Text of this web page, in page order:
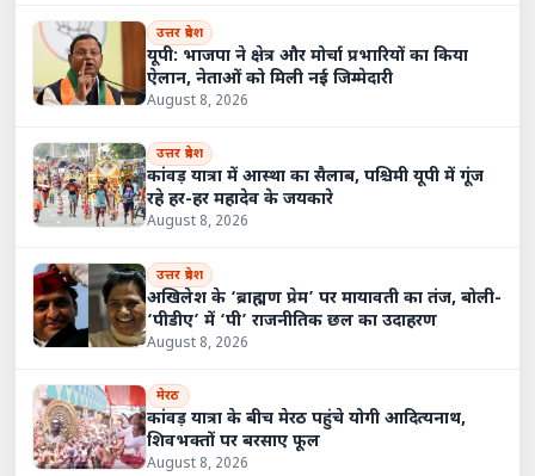
उत्तर प्रदेश
यूपी: भाजपा ने क्षेत्र और मोर्चा प्रभारियों का किया
ऐलान, नेताओं को मिली नई जिम्मेदारी
August 8, 2026
उत्तर प्रदेश
कांवड़ यात्रा में आस्था का सैलाब, पश्चिमी यूपी में गूंज
रहे हर-हर महादेव के जयकारे
August 8, 2026
उत्तर प्रदेश
अखिलेश के ‘ब्राह्मण प्रेम’ पर मायावती का तंज, बोली-
‘पीडीए’ में ‘पी’ राजनीतिक छल का उदाहरण
August 8, 2026
मेरठ
कांवड़ यात्रा के बीच मेरठ पहुंचे योगी आदित्यनाथ,
शिवभक्तों पर बरसाए फूल
August 8, 2026